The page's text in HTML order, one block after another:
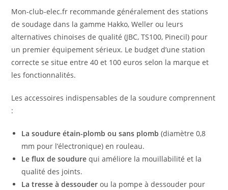
Mon-club-elec.fr recommande généralement des stations
de soudage dans la gamme Hakko, Weller ou leurs
alternatives chinoises de qualité (JBC, TS100, Pinecil) pour
un premier équipement sérieux. Le budget d’une station
correcte se situe entre 40 et 100 euros selon la marque et
les fonctionnalités.
Les accessoires indispensables de la soudure comprennent
:
La soudure étain-plomb ou sans plomb (diamètre 0,8
mm pour l’électronique) en rouleau.
Le flux de soudure qui améliore la mouillabilité et la
qualité des joints.
La tresse à dessouder ou la pompe à dessouder pour